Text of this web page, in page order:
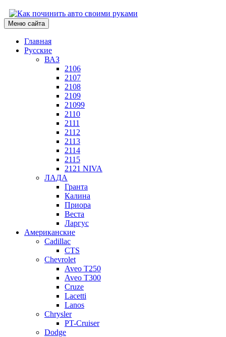
Меню сайта
Главная
Русские
ВАЗ
2106
2107
2108
2109
21099
2110
2111
2112
2113
2114
2115
2121 NIVA
ЛАДА
Гранта
Калина
Приора
Веста
Ларгус
Американские
Cadillac
CTS
Chevrolet
Aveo Т250
Aveo T300
Cruze
Lacetti
Lanos
Chrysler
PT-Cruiser
Dodge